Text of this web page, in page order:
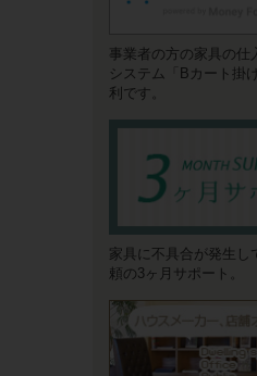
事業者の方の家具の仕
システム「Bカート掛
利です。
家具に不具合が発生し
頼の3ヶ月サポート。